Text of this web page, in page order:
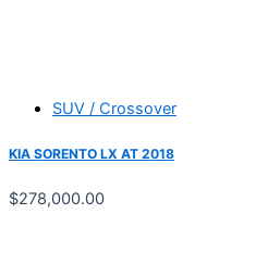
SUV / Crossover
KIA SORENTO LX AT 2018
$278,000.00